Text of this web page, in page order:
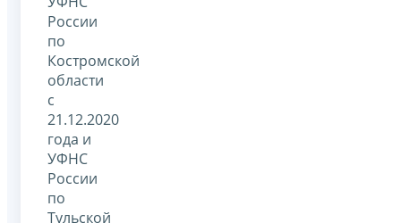
России
по
Костромской
области
с
21.12.2020
года и
УФНС
России
по
Тульской